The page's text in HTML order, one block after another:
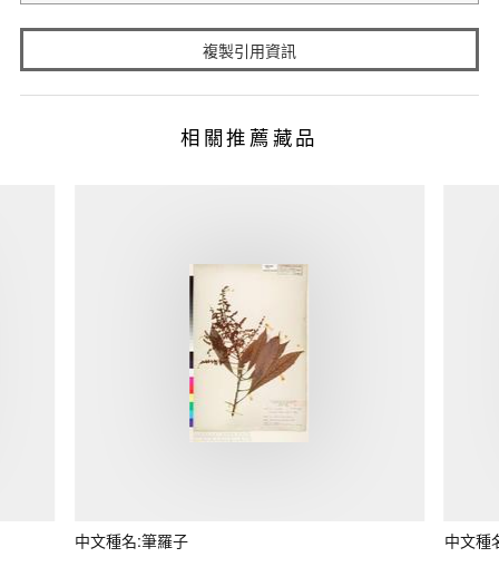
複製引用資訊
相關推薦藏品
中文種名:筆羅子 中文種